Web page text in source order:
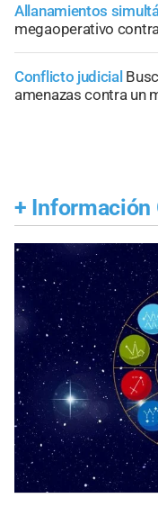
Allanamientos
megaoperativo
Conflicto judicial
amenazas contra un
+ Información